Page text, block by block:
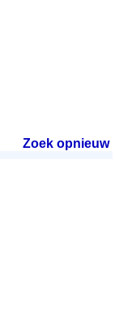
Zoek opnieuw.